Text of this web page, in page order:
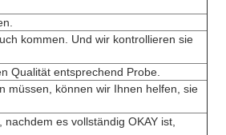
kommen. Und wir kontrollieren sie
Qualität entsprechend Probe.
müssen, können wir Ihnen helfen, sie
es vollständig OKAY ist,